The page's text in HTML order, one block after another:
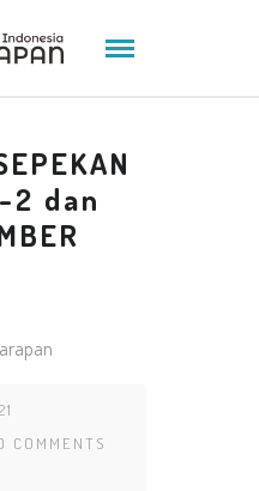
2 dan
COMMENTS